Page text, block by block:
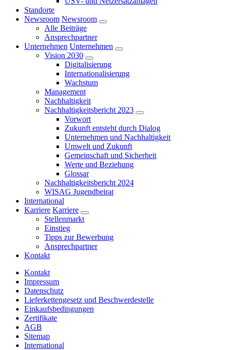
Standorte
Newsroom Newsroom
Alle Beiträge
Ansprechpartner
Unternehmen Unternehmen
Vision 2030
Digitalisierung
Internationalisierung
Wachstum
Management
Nachhaltigkeit
Nachhaltigkeitsbericht 2023
Vorwort
Zukunft entsteht durch Dialog
Unternehmen und Nachhaltigkeit
Umwelt und Zukunft
Gemeinschaft und Sicherheit
Werte und Beziehung
Glossar
Nachhaltigkeitsbericht 2024
WISAG Jugendbeirat
International
Karriere Karriere
Stellenmarkt
Einstieg
Tipps zur Bewerbung
Ansprechpartner
Kontakt
Kontakt
Impressum
Datenschutz
Lieferkettengesetz und Beschwerdestelle
Einkaufsbedingungen
Zertifikate
AGB
Sitemap
International